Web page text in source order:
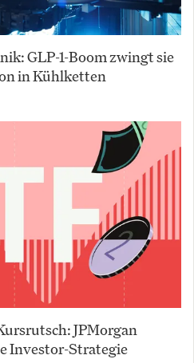
GLP-1-Boom zwingt sie
in Kühlketten
JPMorgan
Investor-Strategie